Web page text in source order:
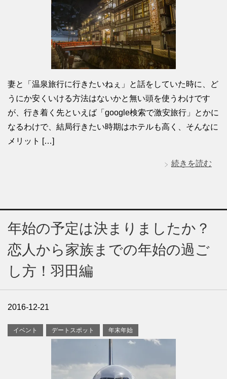
妻と「温泉旅行に行きたいねぇ」と話をしていた時に、ど
うにか安くいける方法はないかと無い頭を使うわけです
が、行き着く先といえば「google検索で激安旅行」とかに
なるわけで、結局行きたい時期はホテルも高く、そんなに
メリット […]
続きを読む
年始の予定は決まりましたか？
恋人から家族までの年始の過ご
し方！羽田編
2016-12-21
イベント デートスポット 年末年始